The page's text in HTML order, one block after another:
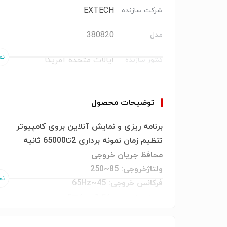
شرکت سازنده EXTECH
مدل 380820
کشور سازنده ایالات متحده آمریكا
توضیحات محصول
برنامه ریزی و نمایش آنلاین بروی کامپیوتر
تنظیم زمان نمونه برداری 2تا65000 ثانیه
محافظ جریان خروجی
ولتاژخروجی: 85~250
فرکانس خروجی: 45~65Hz